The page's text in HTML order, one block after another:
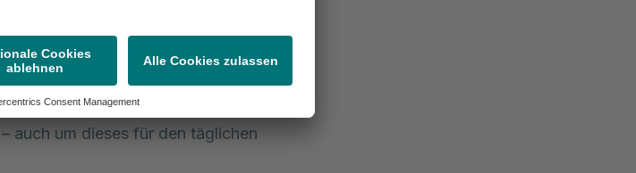
Mitarbeiterinnen und Mitarbeitern
finanzielle Unterstützung beim
auch um dieses für den täglichen